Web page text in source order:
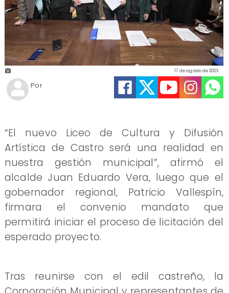
17 de agosto de 2023
Por
“El nuevo Liceo de Cultura y Difusión
Artística de Castro será una realidad en
nuestra gestión municipal”, afirmó el
alcalde Juan Eduardo Vera, luego que el
gobernador regional, Patricio Vallespín,
firmara el convenio mandato que
permitirá iniciar el proceso de licitación del
esperado proyecto.
Tras reunirse con el edil castreño, la